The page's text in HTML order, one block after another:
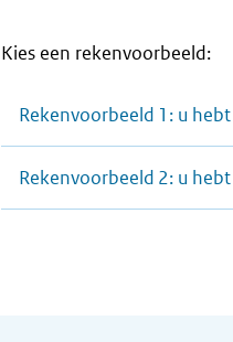
Kies een rekenvoorbeeld:
Rekenvoorbeeld 1: u
Rekenvoorbeeld 2: u